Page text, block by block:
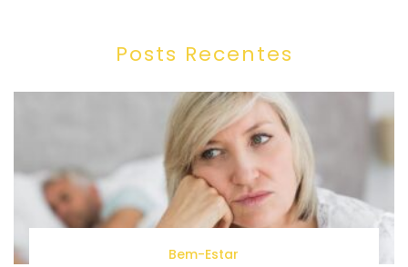
Posts Recentes
Bem-Estar